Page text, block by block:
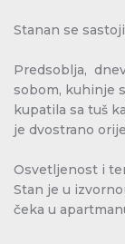
Stanan se
Predsoblja,
sobom, kuhinje
kupatila sa tuš
je dvostrano
Osvetljenost i
Stan je u
čeka u